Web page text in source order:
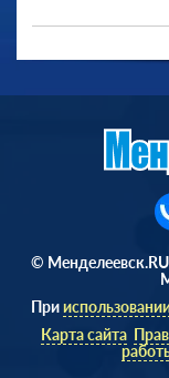
©
При
Карта сайта